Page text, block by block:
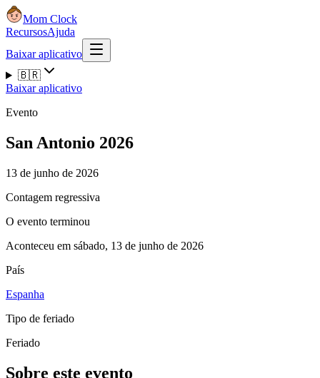
Mom Clock
RecursosAjuda
Baixar aplicativo
🇧🇷
Baixar aplicativo
Evento
San Antonio 2026
13 de junho de 2026
Contagem regressiva
O evento terminou
Aconteceu em sábado, 13 de junho de 2026
País
Espanha
Tipo de feriado
Feriado
Sobre este evento